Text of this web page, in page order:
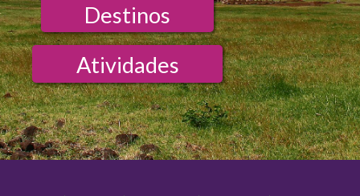
Destinos
Atividades